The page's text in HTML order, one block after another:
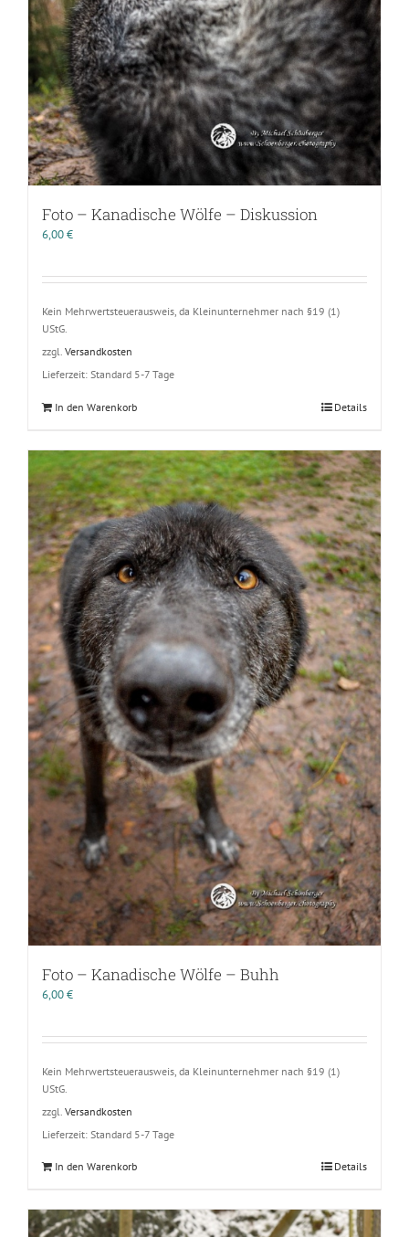
Foto – Kanadische Wölfe – Diskussion
6,00€
Kein Mehrwertsteuerausweis, da Kleinunternehmer nach §19 (1)
UStG.
zzgl. Versandkosten
Lieferzeit: Standard 5-7 Tage
In den Warenkorb Details
Foto – Kanadische Wölfe – Buhh
6,00€
Kein Mehrwertsteuerausweis, da Kleinunternehmer nach §19 (1)
UStG.
zzgl. Versandkosten
Lieferzeit: Standard 5-7 Tage
In den Warenkorb Details